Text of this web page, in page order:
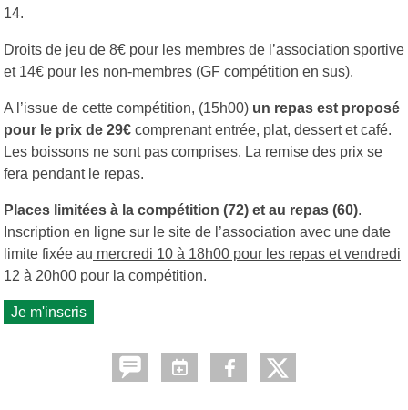
14.
Droits de jeu de 8€ pour les membres de l’association sportive
et 14€ pour les non-membres (GF compétition en sus).
A l’issue de cette compétition, (15h00) un repas est proposé
pour le prix de 29€ comprenant entrée, plat, dessert et café.
Les boissons ne sont pas comprises. La remise des prix se
fera pendant le repas.
Places limitées à la compétition (72) et au repas (60).
Inscription en ligne sur le site de l’association avec une date
limite fixée au mercredi 10 à 18h00 pour les repas et vendredi
12 à 20h00 pour la compétition.
Je m'inscris